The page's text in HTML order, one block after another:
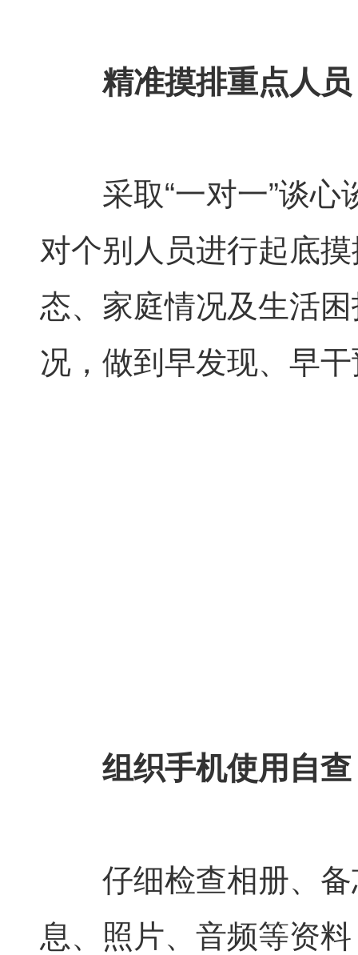
精准摸排重点人员
采取“一对一”谈
对个别人员进行起底
态、家庭情况及生活
况，做到早发现、早
组织手机使用自查
仔细检查相册、
息、照片、音频等资